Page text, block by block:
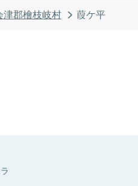
津郡檜枝岐村 葭ケ平